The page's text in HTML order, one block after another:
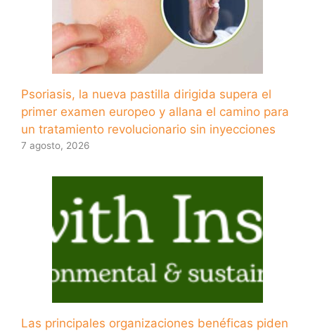
Psoriasis, la nueva pastilla dirigida supera el
primer examen europeo y allana el camino para
un tratamiento revolucionario sin inyecciones
7 agosto, 2026
Las principales organizaciones benéficas piden